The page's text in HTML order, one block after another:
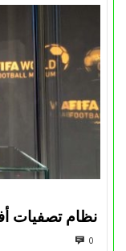
نظام تصفيات
0